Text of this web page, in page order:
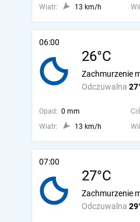
Wiatr:
13 km/h
06:00
26°C
Odczuwalna
Zachmurzenie
Opad: 0 mm
Wiatr:
13 km/h
07:00
27°C
Odczuwalna
Zachmurzenie